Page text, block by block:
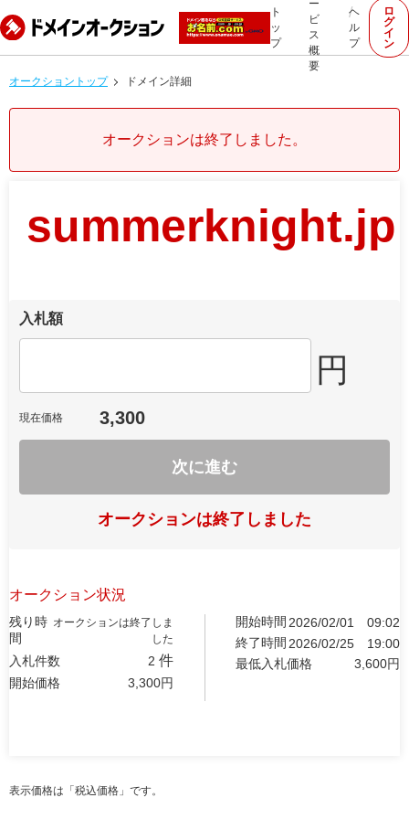
ト
ッ
プ
ー
ビ
ス
概
要
ヘ
ル
プ
ロ
グ
イ
ン
オークショントップ ドメイン詳細
オークションは終了しました。
summerknight.jp
入札額
円
現在価格 3,300
次に進む
オークションは終了しました
オークション状況
残り時
間
オークションは終了しま
した
入札件数 2 件
開始価格 3,300円
開始時間 2026/02/01
09:02
終了時間 2026/02/25
19:00
最低入札価格
3,600円
表示価格は「税込価格」です。